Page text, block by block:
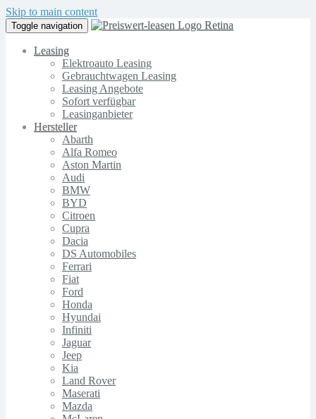
Skip to main content
Toggle navigation
Leasing
Elektroauto Leasing
Gebrauchtwagen Leasing
Leasing Angebote
Sofort verfügbar
Leasinganbieter
Hersteller
Abarth
Alfa Romeo
Aston Martin
Audi
BMW
BYD
Citroen
Cupra
Dacia
DS Automobiles
Ferrari
Fiat
Ford
Honda
Hyundai
Infiniti
Jaguar
Jeep
Kia
Land Rover
Maserati
Mazda